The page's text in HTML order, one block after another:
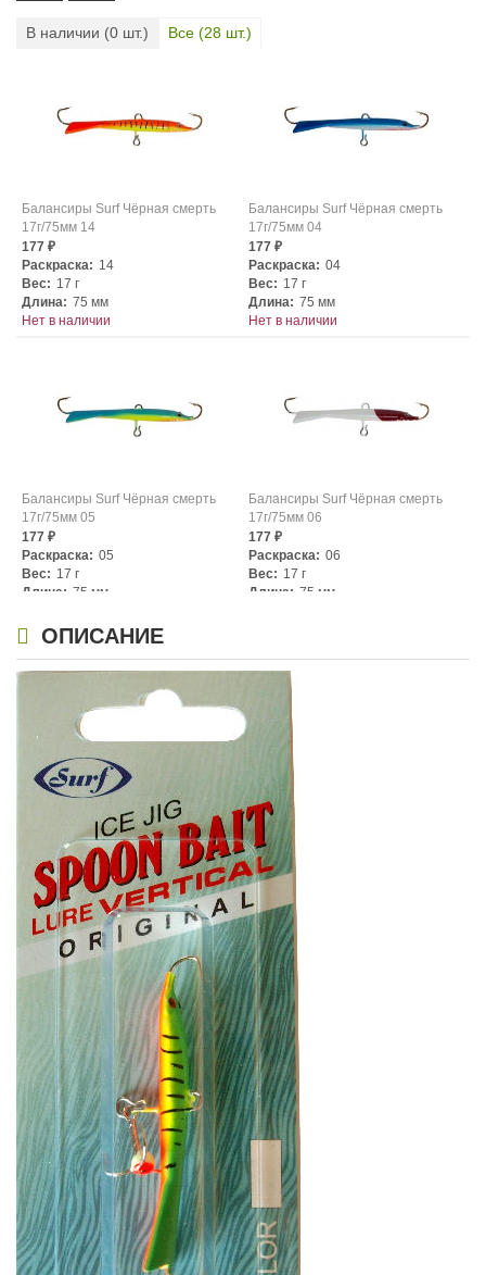
В наличии (0 шт.) Все (28 шт.)
Балансиры Surf Чёрная смерть
17г/75мм 14
177 ₽
Раскраска: 14
Вес: 17 г
Длина: 75 мм
Нет в наличии
Балансиры Surf Чёрная смерть
17г/75мм 04
177 ₽
Раскраска: 04
Вес: 17 г
Длина: 75 мм
Нет в наличии
Балансиры Surf Чёрная смерть
17г/75мм 05
177 ₽
Раскраска: 05
Вес: 17 г
Длина: 75 мм
Балансиры Surf Чёрная смерть
17г/75мм 06
177 ₽
Раскраска: 06
Вес: 17 г
Длина: 75 мм
Балансиры Surf Чёрная смерть
Раскраска:07
Вес: 17 г
Длина:75 мм
Нет в наличии
Балансиры Surf Чёрная смерть
17г/75мм 08
177
Раскраска:
Вес: 17 г
Длина:
Нет в наличии
Балансиры Surf Чёрная смерть
17г/75мм 09
177
Раскраска:09
Вес: 17 г
Длина: 75 мм
Нет в наличии
Балансиры Surf Чёрная смерть
17г/75мм 10
177
Раскраска:
Вес:
17 г
Длина:
Нет в наличии
ОПИСАНИЕ